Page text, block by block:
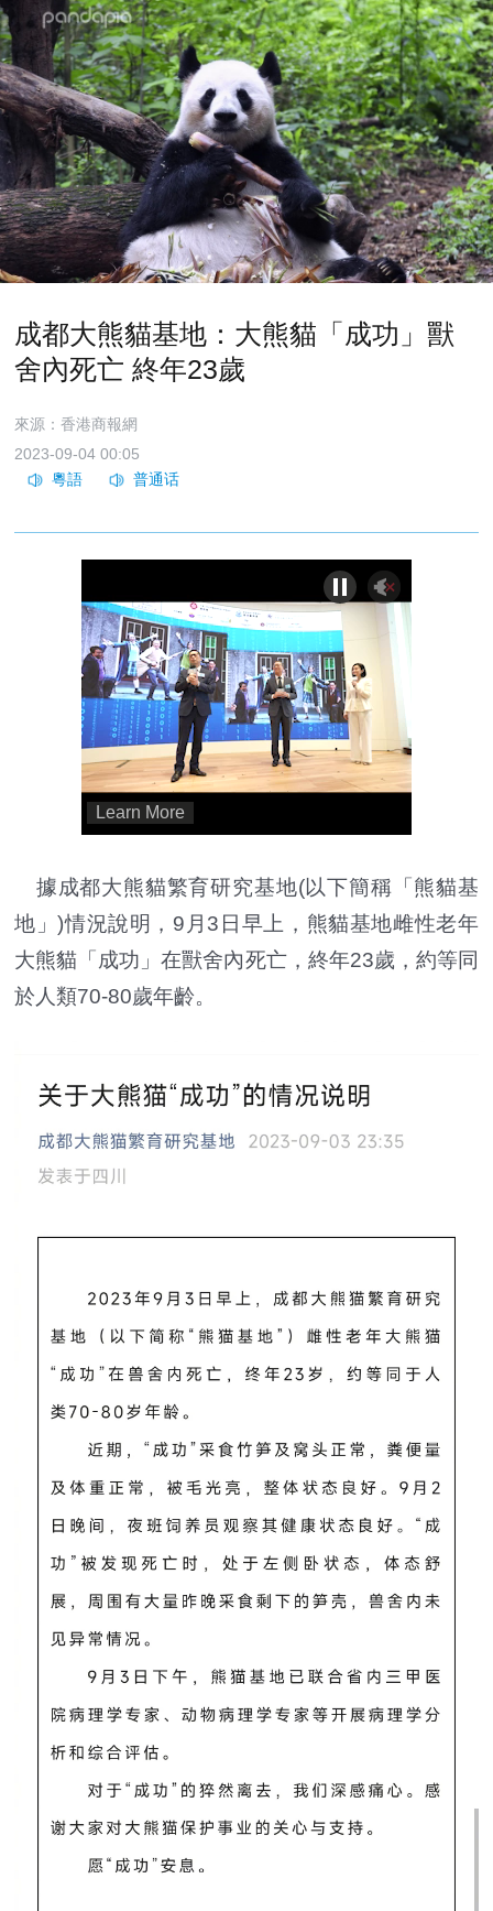
成都大熊貓基地：大熊貓「成功」獸
舍內死亡 終年23歲
來源：香港商報網
2023-09-04 00:05
據成都大熊貓繁育研究基地(以下簡稱「熊貓基
地」)情況說明，9月3日早上，熊貓基地雌性老年
大熊貓「成功」在獸舍內死亡，終年23歲，約等同
於人類70-80歲年齡。